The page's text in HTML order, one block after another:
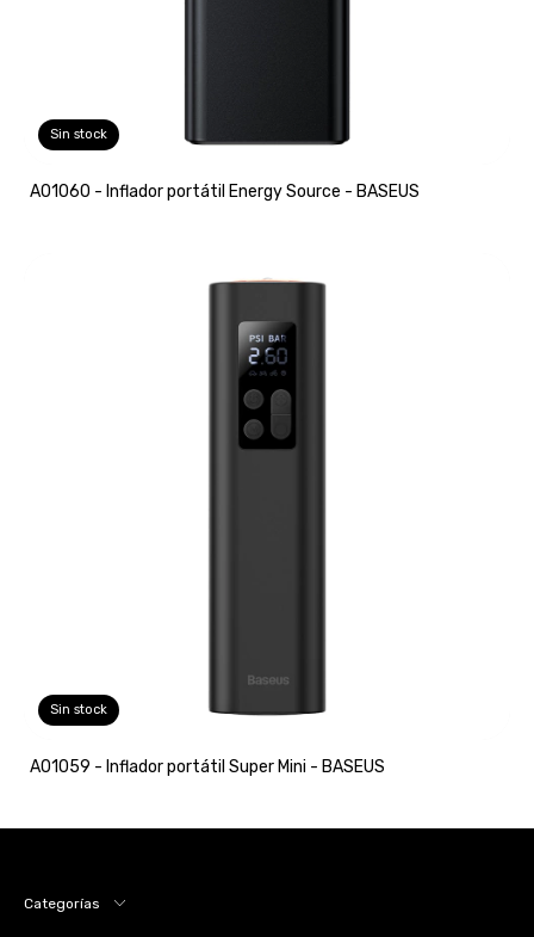
Sin stock
A01060 - Inflador portátil Energy Source - BASEUS
Sin stock
A01059 - Inflador portátil Super Mini - BASEUS
Categorías